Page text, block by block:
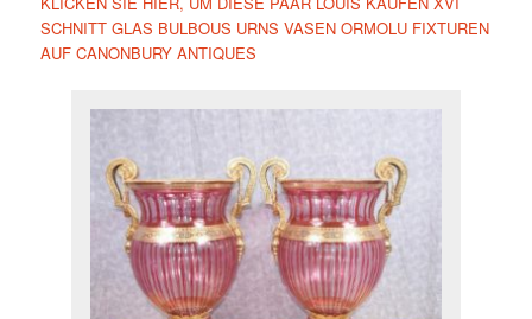
SCHNITT GLAS BULBOUS URNS VASEN ORMOLU FIXTUREN
AUF CANONBURY ANTIQUES